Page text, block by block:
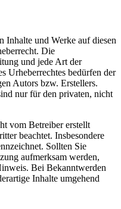
Inhalte und Werke auf diesen
Die
und jede Art der
Urheberrechtes bedürfen der
Autors bzw. Erstellers.
nur für den privaten, nicht
vom Betreiber erstellt
beachtet. Insbesondere
Sollten Sie
aufmerksam werden,
Bei Bekanntwerden
Inhalte umgehend